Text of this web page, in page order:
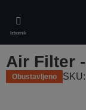
main
content
Izbornik
Air Filter
Obustavljeno